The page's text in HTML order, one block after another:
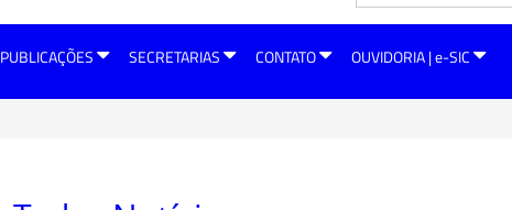
PUBLICAÇÕES SECRETARIAS CONTATO OUVIDORIA | e-SIC